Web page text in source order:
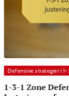
Defensive strategier i
1-3-1 Zone